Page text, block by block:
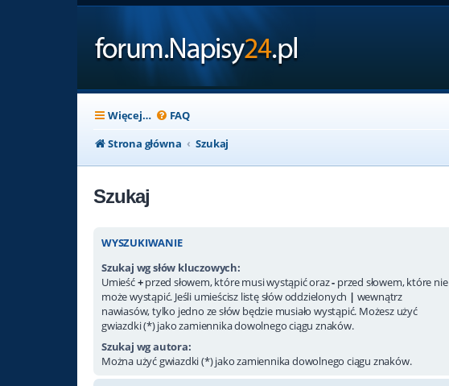
Więcej… FAQ
Strona główna
Szukaj
Szukaj
WYSZUKIWANIE
Szukaj wg słów kluczowych:
Umieść+przed słowem, które musi wystąpić oraz- przed słowem, które nie
może wystąpić. Jeśli umieścisz listę słów oddzielonych | wewnątrz
nawiasów, tylko jedno ze słów będzie musiało wystąpić. Możesz użyć
gwiazdki (*) jako zamiennika dowolnego ciągu znaków.
Szukaj wg autora:
Można użyć gwiazdki (*) jako zamiennika dowolnego ciągu znaków.